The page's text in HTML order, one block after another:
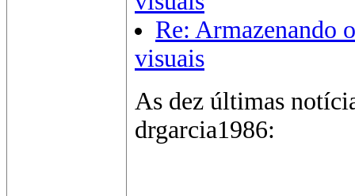
Re: Armazenando
visuais
As dez últimas
drgarcia1986: